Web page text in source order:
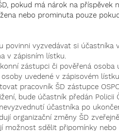
pokud má nárok na
nebo prominuta pouze
povinni vyzvedávat si účastníka
v zápisním lístku.
zástupci či pověřená
uvedené v zápisovém
pracovník ŠD zástupce
bude účastník předán Policii
účastníka po
organizační změny ŠD
možnost sdělit připomínky nebo